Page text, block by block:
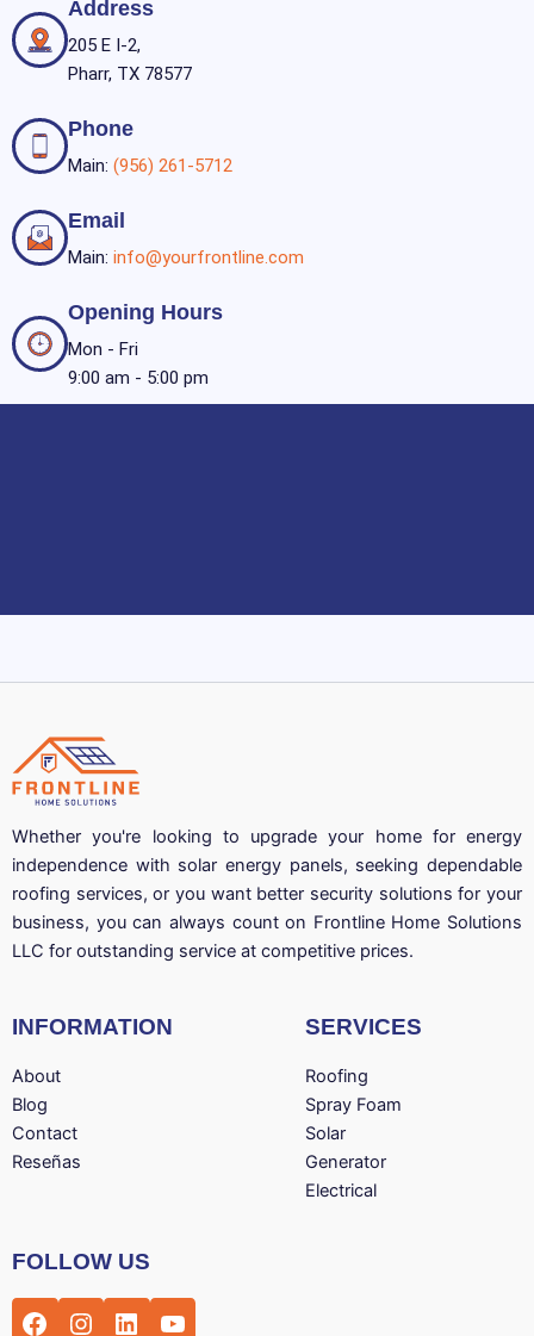
Address
205 E I-2,
Pharr, TX 78577
Phone
Main: (956) 261-5712
Email
Main: info@yourfrontline.com
Opening Hours
Mon - Fri
9:00 am - 5:00 pm
Whether you're looking to upgrade your home for energy
independence with solar energy panels, seeking dependable
roofing services, or you want better security solutions for your
business, you can always count on Frontline Home Solutions
LLC for outstanding service at competitive prices.
INFORMATION
About
Blog
Contact
Reseñas
SERVICES
Roofing
Spray Foam
Solar
Generator
Electrical
FOLLOW US